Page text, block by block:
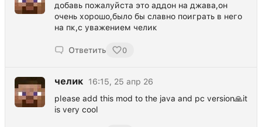
добавь пожалуйста это аддон на джава,он
очень хорошо,было бы славно поиграть в него
на пк,с уважением челик
Ответить 0
челик
16:15, 25 апр 26
please add this mod to the java and pc version🙏it
is very cool